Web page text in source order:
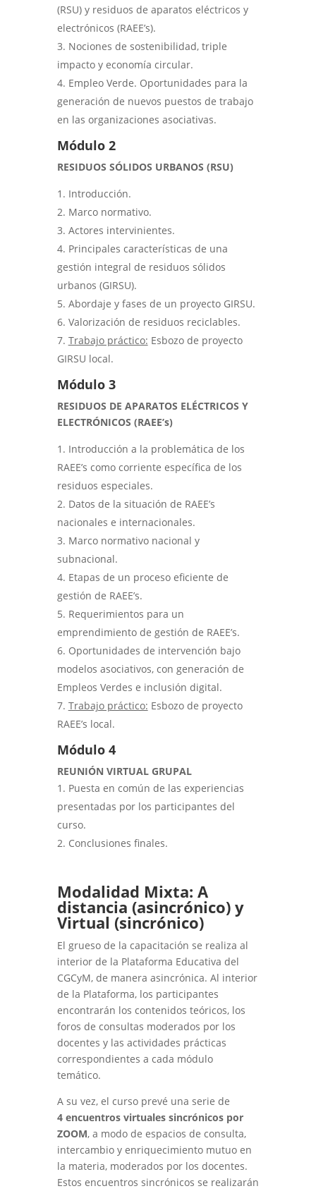
(RSU) y residuos de aparatos eléctricos y
electrónicos (RAEE’s).
Nociones de sostenibilidad, triple
impacto y economía circular.
Empleo Verde. Oportunidades para la
generación de nuevos puestos de trabajo
en las organizaciones asociativas.
Módulo 2
RESIDUOS SÓLIDOS URBANOS (RSU)
Introducción.
Marco normativo.
Actores intervinientes.
Principales características de una
gestión integral de residuos sólidos
urbanos (GIRSU).
Abordaje y fases de un proyecto GIRSU.
Valorización de residuos reciclables.
Trabajo práctico: Esbozo de proyecto
GIRSU local.
Módulo 3
RESIDUOS DE APARATOS ELÉCTRICOS Y
ELECTRÓNICOS (RAEE’s)
Introducción a la problemática de los
RAEE’s como corriente específica de los
residuos especiales.
Datos de la situación de RAEE’s
nacionales e internacionales.
Marco normativo nacional y
subnacional.
Etapas de un proceso eficiente de
gestión de RAEE’s.
Requerimientos para un
emprendimiento de gestión de RAEE’s.
Oportunidades de intervención bajo
modelos asociativos, con generación de
Empleos Verdes e inclusión digital.
Trabajo práctico: Esbozo de proyecto
RAEE’s local.
Módulo 4
REUNIÓN VIRTUAL GRUPAL
Puesta en común de las experiencias
presentadas por los participantes del
curso.
Conclusiones finales.
Modalidad Mixta: A
distancia (asincrónico) y
Virtual (sincrónico)
El grueso de la capacitación se realiza al
interior de la Plataforma Educativa del
CGCyM, de manera asincrónica. Al interior
de la Plataforma, los participantes
encontrarán los contenidos teóricos, los
foros de consultas moderados por los
docentes y las actividades prácticas
correspondientes a cada módulo
temático.
A su vez, el curso prevé una serie de
4 encuentros virtuales sincrónicos por
ZOOM, a modo de espacios de consulta,
intercambio y enriquecimiento mutuo en
la materia, moderados por los docentes.
Estos encuentros sincrónicos se realizarán